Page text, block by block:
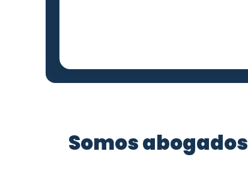
Somos abogados